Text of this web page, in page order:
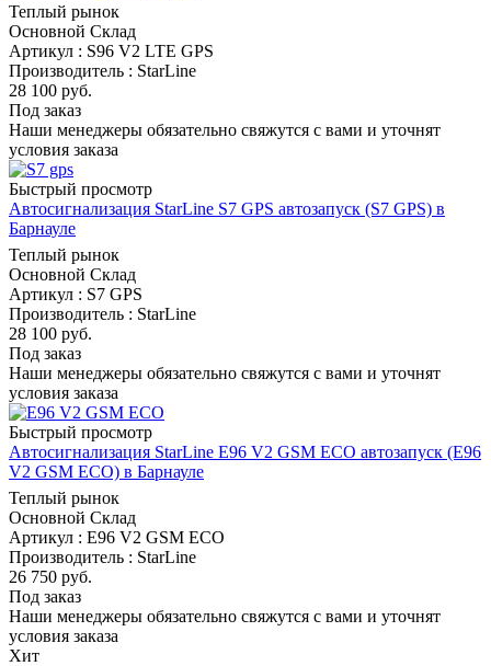
Теплый рынок
Основной Склад
Артикул : S96 V2 LTE GPS
Производитель : StarLine
28 100 руб.
Под заказ
Наши менеджеры обязательно свяжутся с вами и уточнят
условия заказа
Быстрый просмотр
Автосигнализация StarLine S7 GPS автозапуск (S7 GPS) в
Барнауле
Теплый рынок
Основной Склад
Артикул : S7 GPS
Производитель : StarLine
28 100 руб.
Под заказ
Наши менеджеры обязательно свяжутся с вами и уточнят
условия заказа
Быстрый просмотр
Автосигнализация StarLine E96 V2 GSM ECO автозапуск (E96
V2 GSM ECO) в Барнауле
Теплый рынок
Основной Склад
Артикул : E96 V2 GSM ECO
Производитель : StarLine
26 750 руб.
Под заказ
Наши менеджеры обязательно свяжутся с вами и уточнят
условия заказа
Хит